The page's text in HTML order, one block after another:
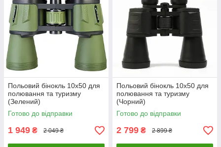
Польовий бінокль 10х50 для
полювання та туризму
(Зелений)
Готово до відправки
1 949 ₴ 2 049 ₴
Польовий бінокль 10х50 для
полювання та туризму
(Чорний)
Готово до відправки
2 799 ₴ 2 899 ₴